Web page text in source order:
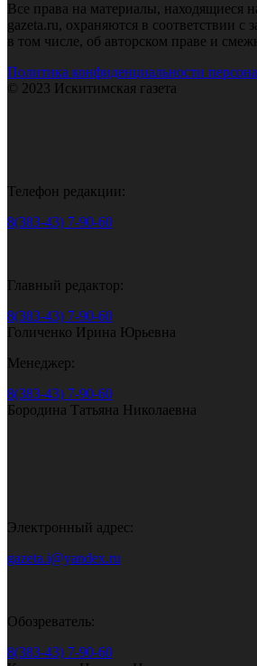
Все права на материалы, находящиеся
gazeta.ru, охраняются в соответствии с
в том числе, об авторском праве и
Политика конфиденциальности
© 2023 Искитимская газета
Телефон редакции:
8(383-43) 7-90-60
Главный редактор:
8(383-43) 7-90-60
Голиченко Ирина Юрьевна
Менеджер:
8(383-43) 7-90-60
Бородина Татьяна Николаевна
Электронный адрес:
gazeta.i@yandex.ru
Обозреватель:
8(383-43) 7-90-60